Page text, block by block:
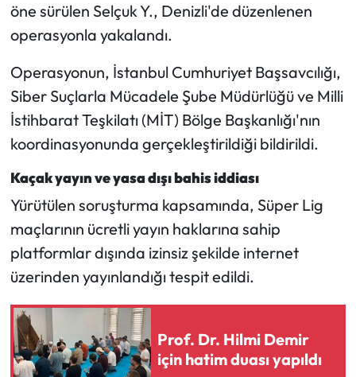
öne sürülen Selçuk Y., Denizli'de düzenlenen
operasyonla yakalandı.
Operasyonun, İstanbul Cumhuriyet Başsavcılığı,
Siber Suçlarla Mücadele Şube Müdürlüğü ve Milli
İstihbarat Teşkilatı (MİT) Bölge Başkanlığı'nın
koordinasyonunda gerçekleştirildiği bildirildi.
Kaçak yayın ve yasa dışı bahis iddiası
Yürütülen soruşturma kapsamında, Süper Lig
maçlarının ücretli yayın haklarına sahip
platformlar dışında izinsiz şekilde internet
üzerinden yayınlandığı tespit edildi.
Prof. Dr. Hilmi Demir
için hatim duası yapıldı
Mecitözü Haberleri
Oğuzlar Haberleri
Ortaköy Haberleri
Osmancık Haberleri
Otomotiv
Resmi İlan
Resmi Reklam
Sağlık
Siyaset